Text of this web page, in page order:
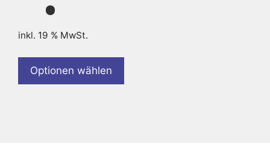
inkl. 19 % MwSt.
Optionen wählen